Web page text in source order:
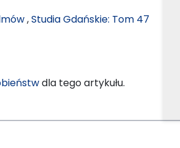
,Studia Gdańskie: Tom 47
dla tego artykułu.